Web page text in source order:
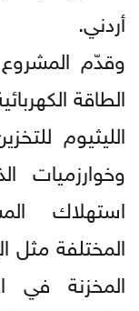
أردني.
وقدّم
الطاقة
الليثيوم
وخوارزميات
استهلاك
المختلفة مثل
المخزنة في